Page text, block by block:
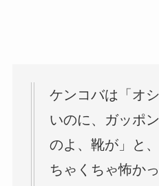
ケンコバは「オ
いのに、ガッポ
のよ、靴が」と
ちゃくちゃ怖か